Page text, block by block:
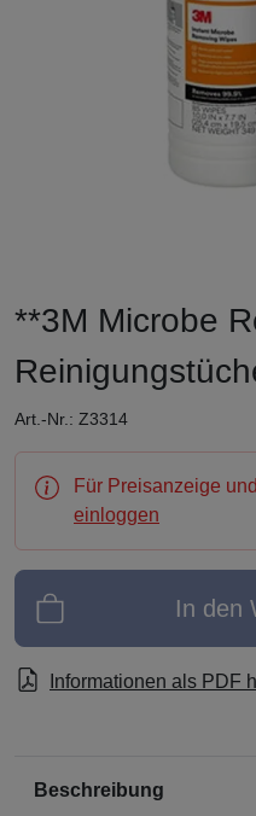
**3M Microbe
Art.-Nr.: Z3314
Für Preisanzeige
einloggen
In den
Informationen als PDF
Beschreibung